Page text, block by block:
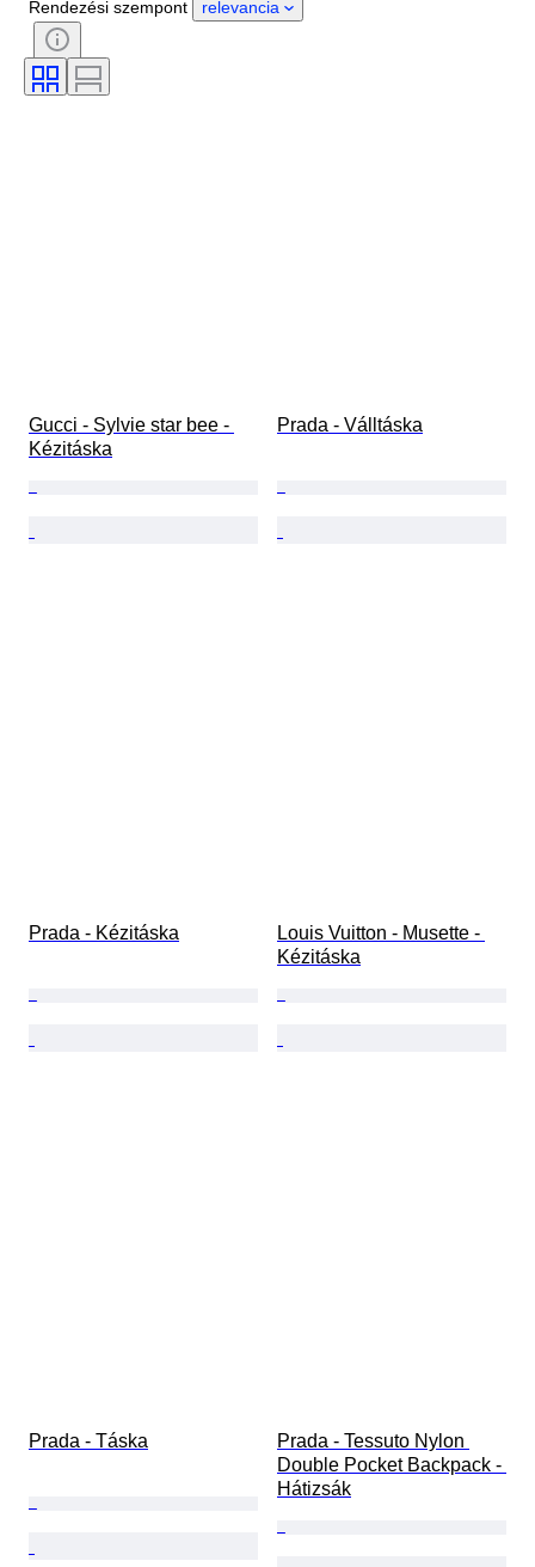
Tanúsítvány
Szín
Tartozékok mellékelve
Ráírt méret
Rendezési szempont relevancia
Gucci - Sylvie star bee -
Kézitáska
Prada - Válltáska
Prada - Kézitáska
Louis Vuitton - Musette -
Kézitáska
Prada - Táska
Prada - Tessuto Nylon
Double Pocket Backpack -
Hátizsák